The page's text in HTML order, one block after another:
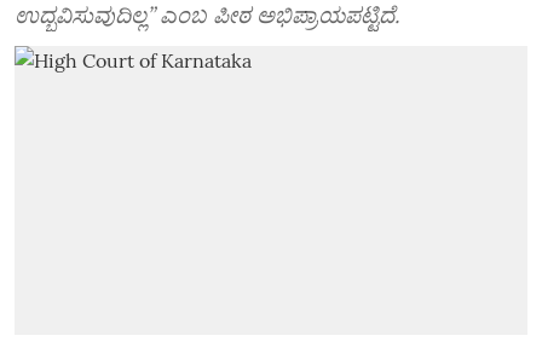
ಉದ್ಭವಿಸುವುದಿಲ್ಲ” ಎಂಬ ಪೀಠ ಅಭಿಪ್ರಾಯಪಟ್ಟಿದೆ.